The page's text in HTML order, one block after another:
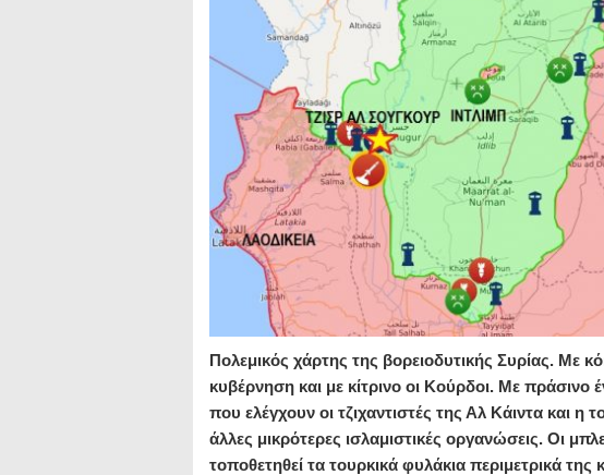
Πολεμικός χάρτης της βορειοδυτικής Συρίας. Με
κυβέρνηση και με κίτρινο οι Κούρδοι. Με πράσινο
που ελέγχουν οι τζιχαντιστές της Αλ Κάιντα και η
άλλες μικρότερες ισλαμιστικές οργανώσεις. Οι
τοποθετηθεί τα τουρκικά φυλάκια περιμετρικά